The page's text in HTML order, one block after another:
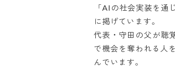
「AIの社会実装を通
に掲げています。
代表・守田の父が聴
で機会を奪われる人
んでいます。